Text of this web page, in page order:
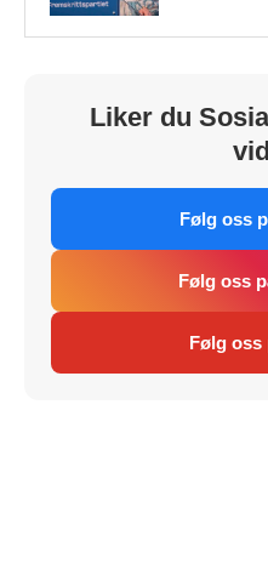
Liker du
Følg oss
Følg oss
Følg oss